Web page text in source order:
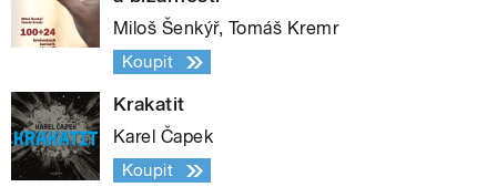
Miloš Šenkýř, Tomáš Kremr
Koupit
Krakatit
Karel Čapek
Koupit